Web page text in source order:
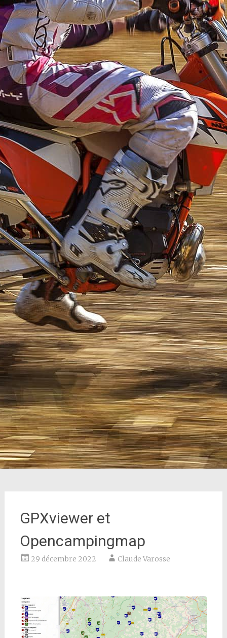
GPXviewer et
Opencampingmap
29 décembre 2022 Claude Varosse